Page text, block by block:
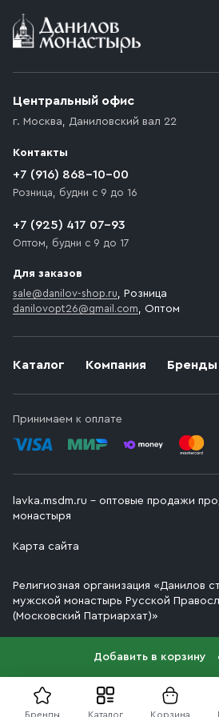
Бренды Каталог Корзина
Добавить в корзину
Условия доставки
возникают препятствия для
которое максимально близко к
движения. Если на территории
доставки предусмотрен платный
необходимо компенсировать
Каталог Компания Бренды
Принимаем к оплате
Центральный офис
г. Москва, Даниловский вал 22
Контакты
+7 (916) 868-10-00
Розница, будни с 9 до 16
+7 (925) 417 07-93
Оптом, будни с 9 до 17
Для заказов
sale@danilov-shop.ru, Розница
danilovopt26@gmail.com, Оптом
lavka.msdm.ru – оптовые продажи
монастыря
Карта сайта
Религиозная организация «Данилов
мужской монастырь Русской
(Московский Патриархат)»